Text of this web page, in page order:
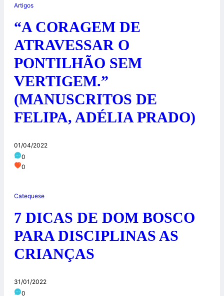
Artigos
“A CORAGEM DE
ATRAVESSAR O
PONTILHÃO SEM
VERTIGEM.”
(MANUSCRITOS DE
FELIPA, ADÉLIA PRADO)
01/04/2022
0
0
Catequese
7 DICAS DE DOM BOSCO
PARA DISCIPLINAS AS
CRIANÇAS
31/01/2022
0